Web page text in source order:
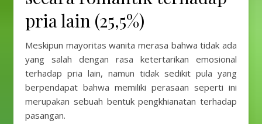
pria lain (25,5%)
Meskipun mayoritas wanita merasa bahwa tidak ada
yang salah dengan rasa ketertarikan emosional
terhadap pria lain, namun tidak sedikit pula yang
berpendapat bahwa memiliki perasaan seperti ini
merupakan sebuah bentuk pengkhianatan terhadap
pasangan.